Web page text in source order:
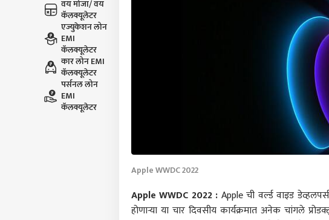
वय मोजा/ वय
कॅलक्यूलेटर
एज्युकेशन लोन
EMI
कॅलक्यूलेटर
कार लोन EMI
कॅलक्यूलेटर
पर्सनल लोन
EMI
कॅलक्यूलेटर
Apple WWDC 2022
Apple WWDC 2022 : Apple ची वर्ल्ड वाइड
होणाऱ्या या चार दिवसीय कार्यक्रमात अनेक चांगले